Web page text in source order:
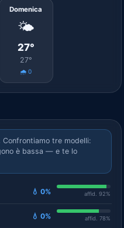
Domenica
🌤️
27°
27°
🌧️ 0
Confrontiamo tre modelli:
è bassa — e te lo
💧 0% affid. 92%
💧 0% affid. 78%